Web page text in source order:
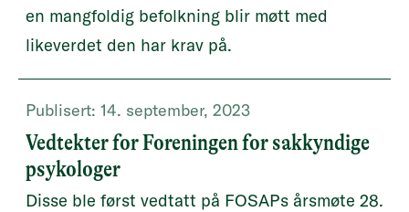
en mangfoldig befolkning blir møtt med
likeverdet den har krav på.
Publisert: 14. september, 2023
Vedtekter for Foreningen for sakkyndige
psykologer
Disse ble først vedtatt på FOSAPs årsmøte 28.